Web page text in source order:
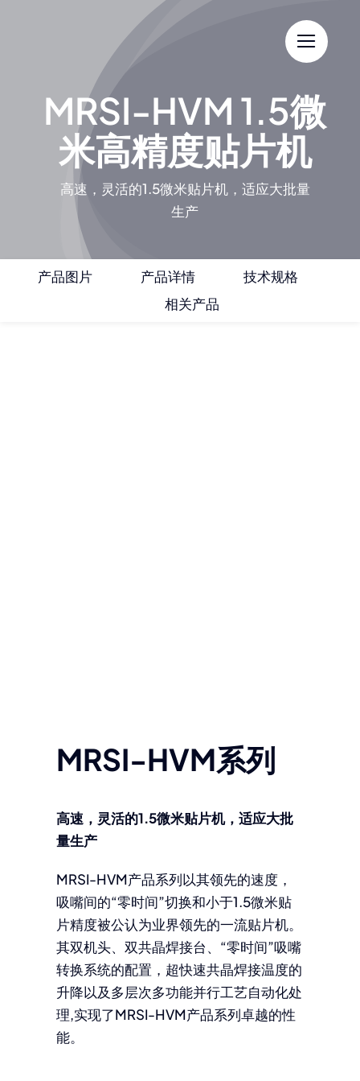
MRSI-HVM 1.5微
米高精度贴片机
高速，灵活的1.5微米贴片机，适应大批量
生产
产品图片 产品详情
技术规格
相关产品
MRSI-HVM系列
高速，灵活的1.5微米贴片机，适应大批
量生产
MRSI-HVM产品系列以其领先的速度，
吸嘴间的“零时间”切换和小于1.5微米贴
片精度被公认为业界领先的一流贴片机。
其双机头、双共晶焊接台、“零时间”吸嘴
转换系统的配置，超快速共晶焊接温度的
升降以及多层次多功能并行工艺自动化处
理,实现了MRSI-HVM产品系列卓越的性
能。